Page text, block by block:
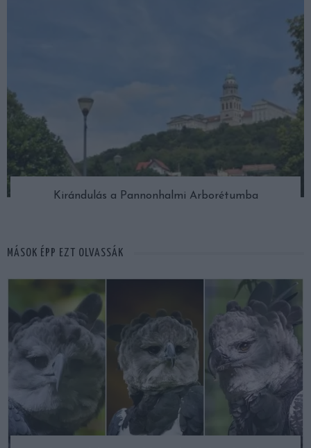
Kirándulás a Pannonhalmi Arborétumba
MÁSOK ÉPP EZT OLVASSÁK